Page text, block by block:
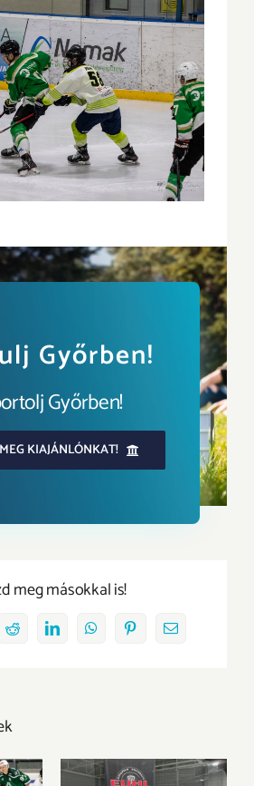
Győrben!
Győrben!
KIAJÁNLÓNKAT!
meg másokkal is!
RedditLinkedInWhatsAppPinterestEmail: